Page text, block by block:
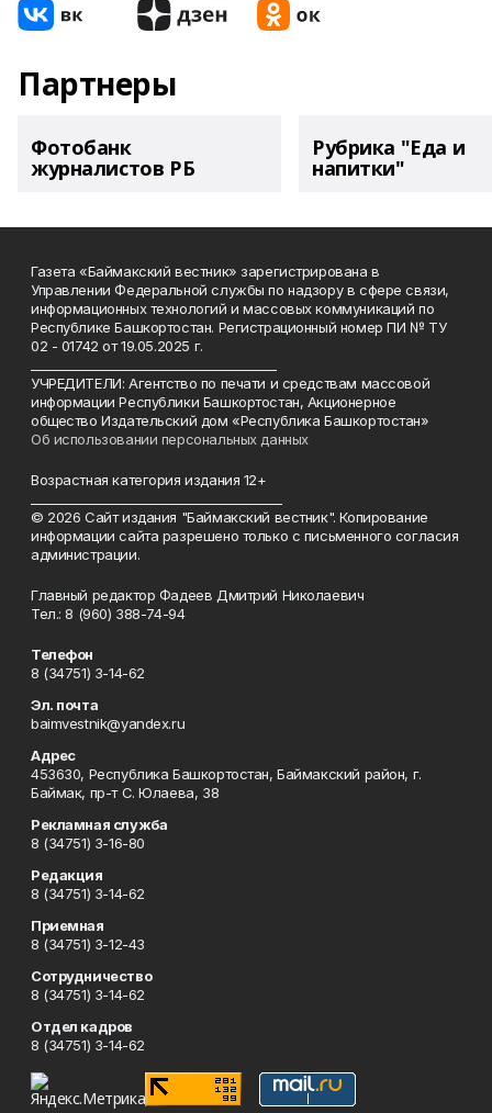
Партнеры
Фотобанк
журналистов РБ
Рубрика "Еда и
напитки"
Газета «Баймакский вестник» зарегистрирована в
Управлении Федеральной службы по надзору в сфере связи,
информационных технологий и массовых коммуникаций по
Республике Башкортостан. Регистрационный номер ПИ № ТУ
02 - 01742 от 19.05.2025 г.
УЧРЕДИТЕЛИ: Агентство по печати и средствам массовой
информации Республики Башкортостан, Акционерное
общество Издательский дом «Республика Башкортостан»
Об использовании персональных данных
Возрастная категория издания 12+
© 2026 Сайт издания "Баймакский вестник". Копирование
информации сайта разрешено только с письменного согласия
администрации.
Главный редактор Фадеев Дмитрий Николаевич
Тел.: 8 (960) 388-74-94
Телефон
8 (34751) 3-14-62
Эл. почта
baimvestnik@yandex.ru
Адрес
453630, Республика Башкортостан, Баймакский район, г.
Баймак, пр-т С. Юлаева, 38
Рекламная служба
8 (34751) 3-16-80
Редакция
8 (34751) 3-14-62
Приемная
8 (34751) 3-12-43
Сотрудничество
8 (34751) 3-14-62
Отдел кадров
8 (34751) 3-14-62